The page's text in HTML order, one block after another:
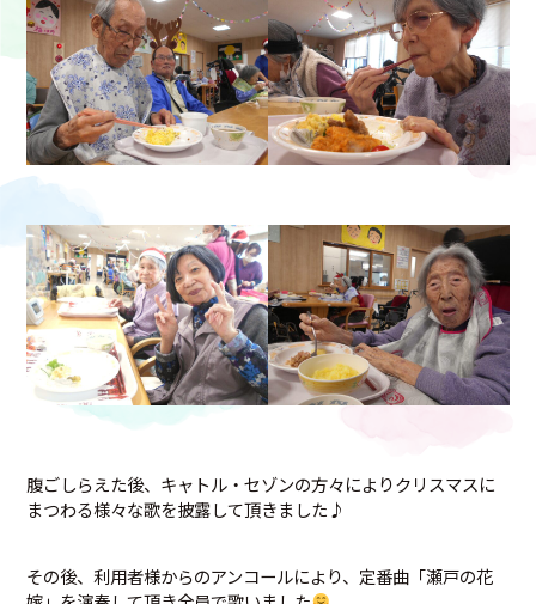
腹ごしらえた後、キャトル・セゾンの方々によりクリスマスに
まつわる様々な歌を披露して頂きました♪
その後、利用者様からのアンコールにより、定番曲「瀬戸の花